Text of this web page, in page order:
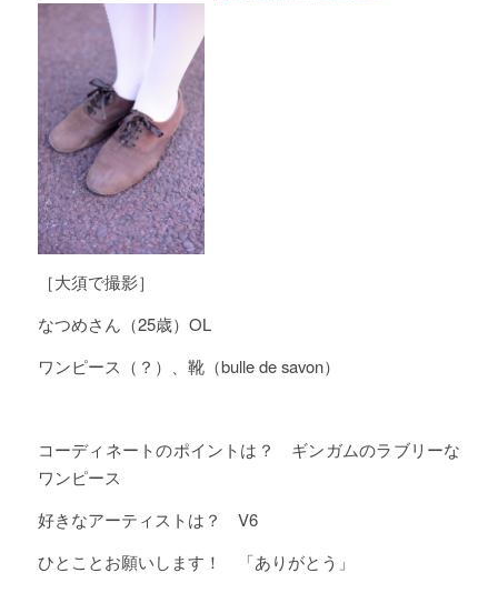
［大須で撮影］
なつめさん（25歳）OL
ワンピース（？）、靴（bulle de savon）
コーディネートのポイントは？ ギンガムのラブリーな
ワンピース
好きなアーティストは？ V6
ひとことお願いします！ 「ありがとう」